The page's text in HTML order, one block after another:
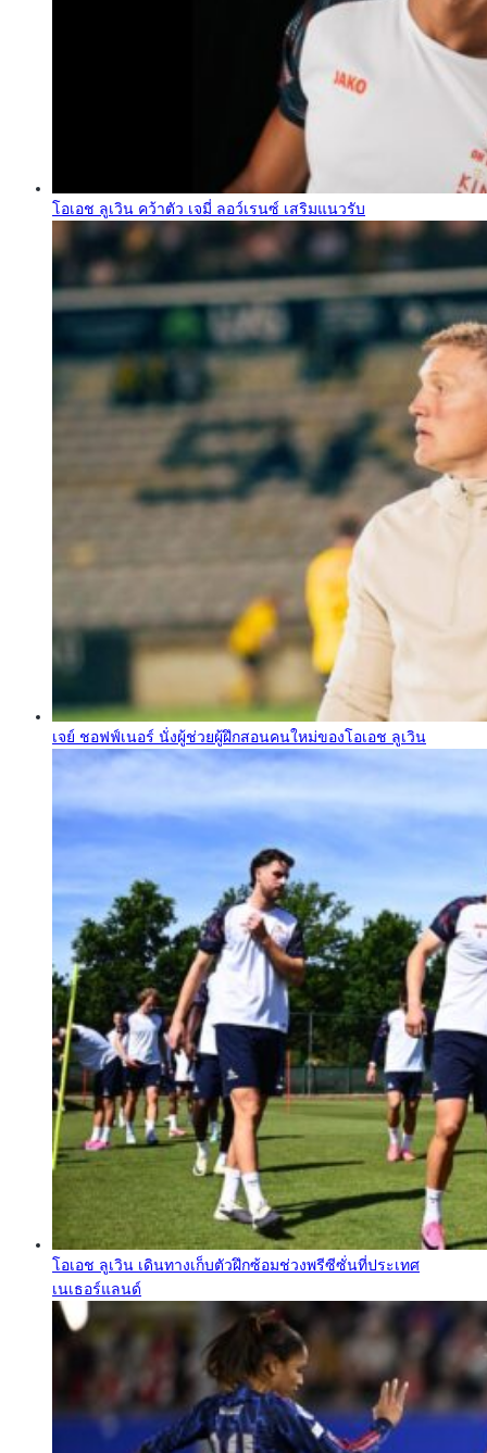
โอเอช ลูเวิน คว้าตัว เจมี่ ลอว์เรนซ์ เสริมแนวรับ
เจย์ ชอฟฟ์เนอร์ นั่งผู้ช่วยผู้ฝึกสอนคนใหม่ของโอเอช ลูเวิน
โอเอช ลูเวิน เดินทางเก็บตัวฝึกซ้อมช่วงพรีซีซั่นที่ประเทศ
เนเธอร์แลนด์